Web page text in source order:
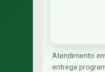
Atendimento
entrega